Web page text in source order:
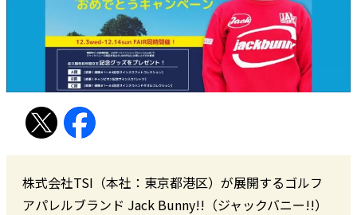
株式会社TSI（本社：東京都港区）が展開するゴルフ
アパレルブランド Jack Bunny!!（ジャックバニー!!）